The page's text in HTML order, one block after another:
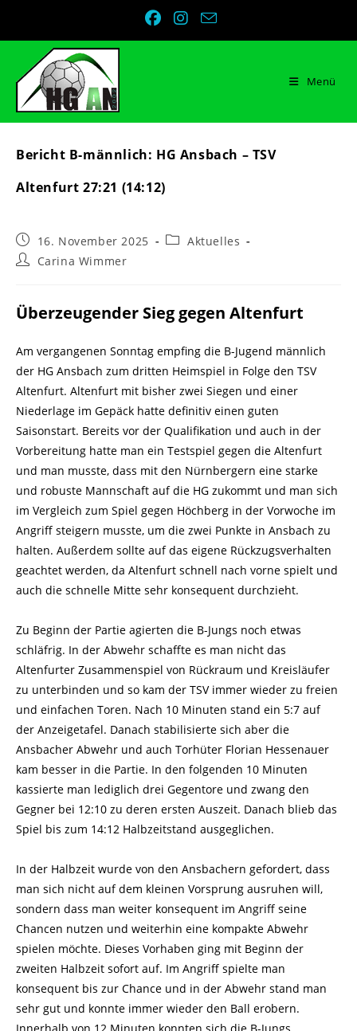
Menü
Bericht B-männlich: HG Ansbach – TSV
Altenfurt 27:21 (14:12)
Beitrag
veröffentlicht:
16. November 2025
Beitrags-
Aktuelles
Beitrags-
Carina Wimmer
Überzeugender Sieg gegen Altenfurt
Am vergangenen Sonntag empfing die B-Jugend männlich
der HG Ansbach zum dritten Heimspiel in Folge den TSV
Altenfurt. Altenfurt mit bisher zwei Siegen und einer
Niederlage im Gepäck hatte definitiv einen guten
Saisonstart. Bereits vor der Qualifikation und auch in der
Vorbereitung hatte man ein Testspiel gegen die Altenfurt
und man musste, dass mit den Nürnbergern eine starke
und robuste Mannschaft auf die HG zukommt und man sich
im Vergleich zum Spiel gegen Höchberg in der Vorwoche im
Angriff steigern musste, um die zwei Punkte in Ansbach zu
halten. Außerdem sollte auf das eigene Rückzugsverhalten
geachtet werden, da Altenfurt schnell nach vorne spielt und
auch die schnelle Mitte sehr konsequent durchzieht.
Zu Beginn der Partie agierten die B-Jungs noch etwas
schläfrig. In der Abwehr schaffte es man nicht das
Altenfurter Zusammenspiel von Rückraum und Kreisläufer
zu unterbinden und so kam der TSV immer wieder zu freien
und einfachen Toren. Nach 10 Minuten stand ein 5:7 auf
der Anzeigetafel. Danach stabilisierte sich aber die
Ansbacher Abwehr und auch Torhüter Florian Hessenauer
kam besser in die Partie. In den folgenden 10 Minuten
kassierte man lediglich drei Gegentore und zwang den
Gegner bei 12:10 zu deren ersten Auszeit. Danach blieb das
Spiel bis zum 14:12 Halbzeitstand ausgeglichen.
In der Halbzeit wurde von den Ansbachern gefordert, dass
man sich nicht auf dem kleinen Vorsprung ausruhen will,
sondern dass man weiter konsequent im Angriff seine
Chancen nutzen und weiterhin eine kompakte Abwehr
spielen möchte. Dieses Vorhaben ging mit Beginn der
zweiten Halbzeit sofort auf. Im Angriff spielte man
konsequent bis zur Chance und in der Abwehr stand man
sehr gut und konnte immer wieder den Ball erobern.